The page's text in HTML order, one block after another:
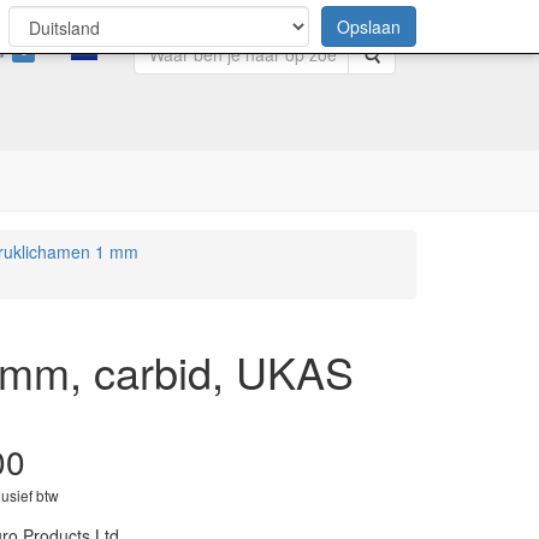
0 Zoeken
1 mm
carbid, UKAS
btw
Opslaan